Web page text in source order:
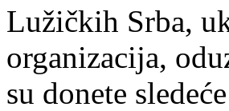
Lužičkih Srba,
organizacija,
su donete